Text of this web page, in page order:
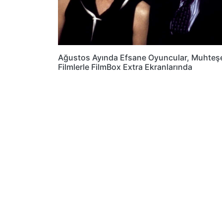
Ağustos Ayında Efsane Oyuncular,
Filmlerle FilmBox Extra Ekranlarında